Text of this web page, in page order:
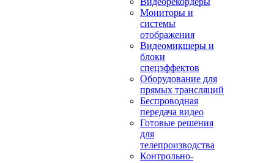
Мониторы и
системы
отображения
Видеомикшеры и
блоки
спецэффектов
Оборудование для
прямых трансляций
Беспроводная
передача видео
Готовые решения
для
телепроизводства
Контрольно-